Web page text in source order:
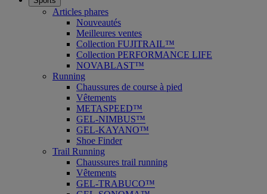
Articles phares
Nouveautés
Meilleures ventes
Collection FUJITRAIL™
Collection PERFORMANCE LIFE
NOVABLAST™
Running
Chaussures de course à pied
Vêtements
METASPEED™
GEL-NIMBUS™
GEL-KAYANO™
Shoe Finder
Trail Running
Chaussures trail running
Vêtements
GEL-TRABUCO™